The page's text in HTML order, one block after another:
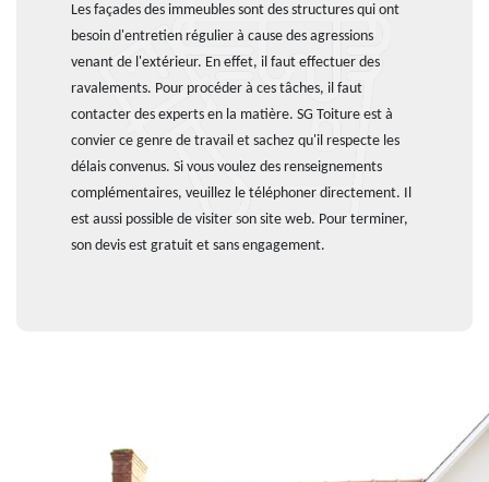
Les façades des immeubles sont des structures qui ont
besoin d'entretien régulier à cause des agressions
venant de l'extérieur. En effet, il faut effectuer des
ravalements. Pour procéder à ces tâches, il faut
contacter des experts en la matière. SG Toiture est à
convier ce genre de travail et sachez qu'il respecte les
délais convenus. Si vous voulez des renseignements
complémentaires, veuillez le téléphoner directement. Il
est aussi possible de visiter son site web. Pour terminer,
son devis est gratuit et sans engagement.